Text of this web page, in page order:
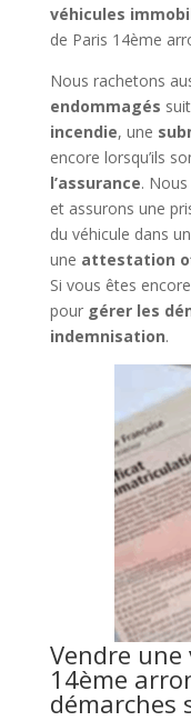
véhicules
de Paris 14ème
Nous rachetons
endommagés
incendie, une
encore lorsqu’ils
l’assurance.
et assurons une
du véhicule dans
une attestation
Si vous êtes
pour gérer les
indemnisation.
Vendre
14ème
démarches